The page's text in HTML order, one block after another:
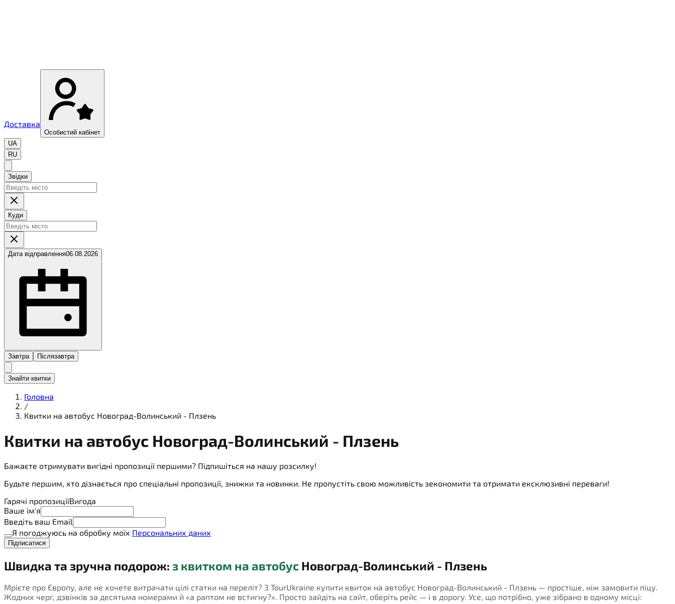
Доставка
Особистий кабінет
UA
RU
Звідки
Куди
Дата відправлення06.08.2026
Завтра Післязавтра
Знайти квитки
Головна
/
Квитки на автобус Новоград-Волинський - Плзень
Квитки на автобус Новоград-Волинський - Плзень
Бажаєте отримувати вигідні пропозиції першими? Підпишіться на нашу розсилку!
Будьте першим, хто дізнається про спеціальні пропозиції, знижки та новинки. Не пропустіть свою можливість зекономити та отримати ексклюзивні переваги!
Гарячі пропозиціїВигода
Ваше ім'я
Введіть ваш Email
Я погоджуюсь на обробку моїх Персональних даних
Підписатися
Швидка та зручна подорож: з квитком на автобус Новоград-Волинський - Плзень
Мрієте про Європу, але не хочете витрачати цілі статки на переліт? З TourUkraine купити квиток на автобус Новоград-Волинський - Плзень — простіше, ніж замовити піцу.
Жодних черг, дзвінків за десятьма номерами й «а раптом не встигну?». Просто зайдіть на сайт, оберіть рейс — і в дорогу. Усе, що потрібно, уже зібрано в одному місці: